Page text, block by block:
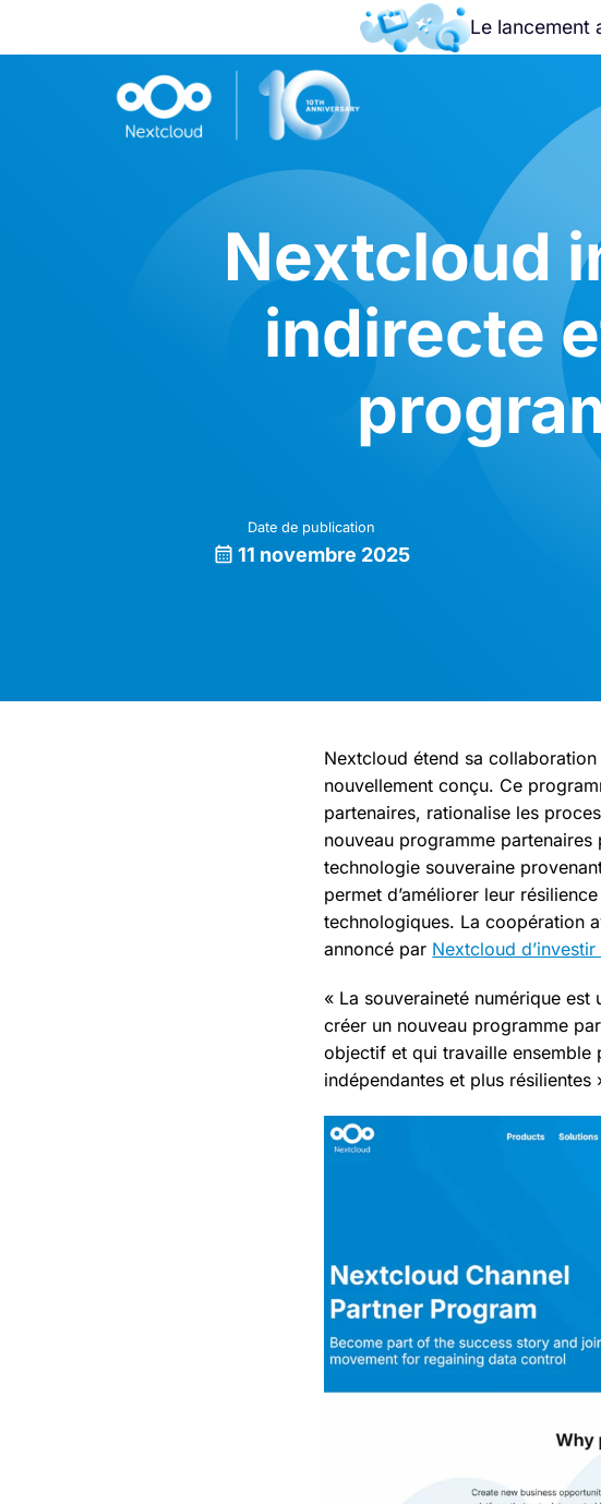
Le lancement
Nextcloud
indirecte
Date de publication
11 novembre 2025
Nextcloud étend sa
nouvellement conçu. Ce
partenaires, rationalise les
nouveau programme
technologie souveraine
permet d’améliorer leur
technologiques. La coopération
annoncé par Nextcloud
« La souveraineté numérique
créer un nouveau programme
objectif et qui travaille ensemble
indépendantes et plus